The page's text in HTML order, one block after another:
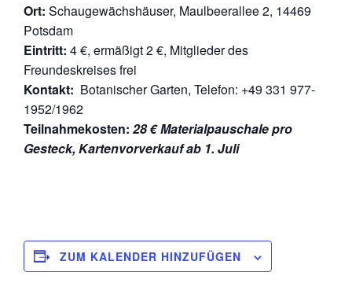
Ort: Schaugewächshäuser, Maulbeerallee 2, 14469
Potsdam
Eintritt: 4 €, ermäßigt 2 €, Mitglieder des
Freundeskreises frei
Kontakt: Botanischer Garten, Telefon: +49 331 977-
1952/1962
Teilnahmekosten: 28 € Materialpauschale pro
Gesteck, Kartenvorverkauf ab 1. Juli
ZUM KALENDER HINZUFÜGEN